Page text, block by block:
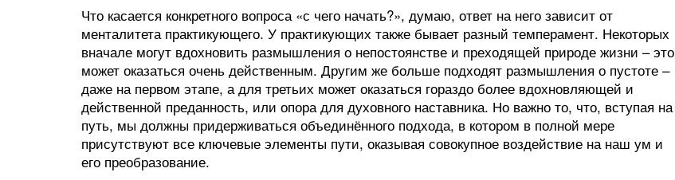
Что касается конкретного вопроса «с чего начать?», думаю, ответ на него зависит от
менталитета практикующего. У практикующих также бывает разный темперамент. Некоторых
вначале могут вдохновить размышления о непостоянстве и преходящей природе жизни – это
может оказаться очень действенным. Другим же больше подходят размышления о пустоте –
даже на первом этапе, а для третьих может оказаться гораздо более вдохновляющей и
действенной преданность, или опора для духовного наставника. Но важно то, что, вступая на
путь, мы должны придерживаться объединённого подхода, в котором в полной мере
присутствуют все ключевые элементы пути, оказывая совокупное воздействие на наш ум и
его преобразование.